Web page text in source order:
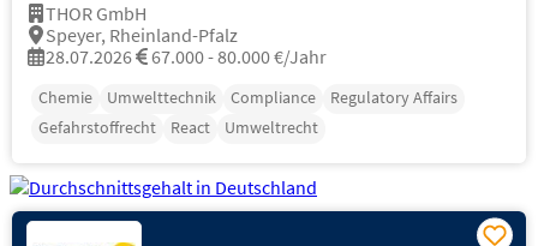
THOR GmbH
Speyer, Rheinland-Pfalz
28.07.2026
67.000 - 80.000 €/Jahr
Chemie Umwelttechnik Compliance
Regulatory Affairs
Gefahrstoffrecht
React Umweltrecht